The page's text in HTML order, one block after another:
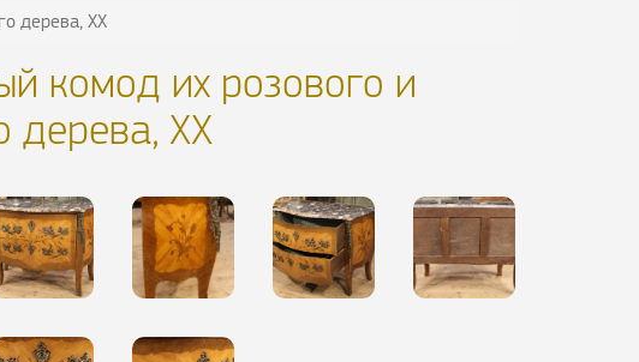
дерева, XX
комод их розового и
дерева, XX